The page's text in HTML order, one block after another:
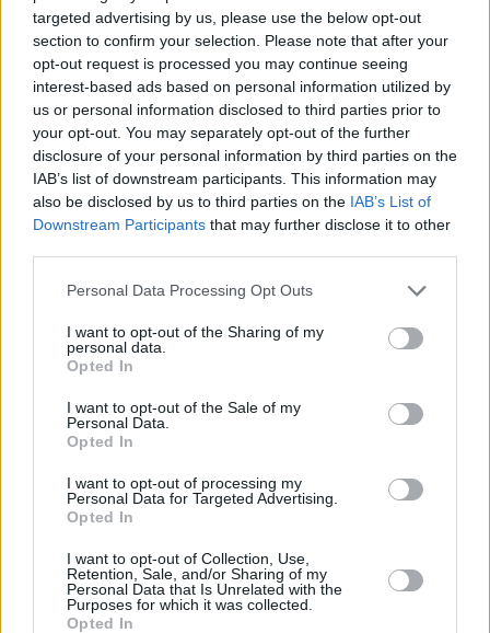
targeted advertising by us, please use the below opt-out
section to confirm your selection. Please note that after your
opt-out request is processed you may continue seeing
interest-based ads based on personal information utilized by
us or personal information disclosed to third parties prior to
your opt-out. You may separately opt-out of the further
disclosure of your personal information by third parties on the
IAB’s list of downstream participants. This information may
also be disclosed by us to third parties on the IAB’s List of
Downstream Participants that may further disclose it to other
Personal Data Processing Opt Outs
I want to opt-out of the Sharing of my
personal data.
Opted In
I want to opt-out of the Sale of my
Personal Data.
Opted In
I want to opt-out of processing my
Personal Data for Targeted Advertising.
Opted In
I want to opt-out of Collection, Use,
Retention, Sale, and/or Sharing of my
Personal Data that Is Unrelated with the
Purposes for which it was collected.
Opted In